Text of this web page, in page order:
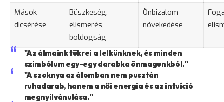
Mások
dicsérése
Büszkeség,
elismerés,
boldogság
Önbizalom
növekedése
"Az álmaink tükrei a lelkünknek, és minden
szimbólum egy-egy darabka önmagunkból."
"A szoknya az álomban nem pusztán
ruhadarab, hanem a női energia és az intuíció
megnyilvánulása."